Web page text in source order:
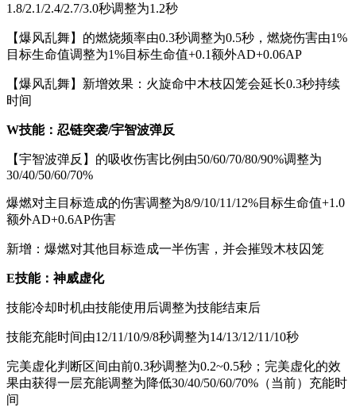
1.8/2.1/2.4/2.7/3.0秒调整为1.2秒
【爆风乱舞】的燃烧频率由0.3秒调整为0.5秒，燃烧伤害由1%
目标生命值调整为1%目标生命值+0.1额外AD+0.06AP
【爆风乱舞】新增效果：火旋命中木枝囚笼会延长0.3秒持续
时间
W技能：忍链突袭/宇智波弹反
【宇智波弹反】的吸收伤害比例由50/60/70/80/90%调整为
30/40/50/60/70%
爆燃对主目标造成的伤害调整为8/9/10/11/12%目标生命值+1.0
额外AD+0.6AP伤害
新增：爆燃对其他目标造成一半伤害，并会摧毁木枝囚笼
E技能：神威虚化
技能冷却时机由技能使用后调整为技能结束后
技能充能时间由12/11/10/9/8秒调整为14/13/12/11/10秒
完美虚化判断区间由前0.3秒调整为0.2~0.5秒；完美虚化的效
果由获得一层充能调整为降低30/40/50/60/70%（当前）充能时
间